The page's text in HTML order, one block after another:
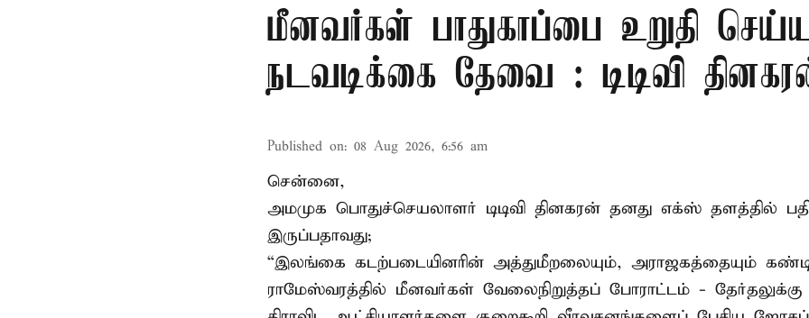
மீனவர்கள் பாதுகாப்பை உறுதி செய்ய
நடவடிக்கை தேவை : டிடிவி
Published on: 08 Aug 2026, 6:56 am
சென்னை,
அமமுக பொதுச்செயலாளர் டிடிவி தினகரன் தனது எக்ஸ் தளத்தில்
இருப்பதாவது;
“இலங்கை கடற்படையினரின் அத்துமீறலையும், அராஜகத்தையும்
ராமேஸ்வரத்தில் மீனவர்கள் வேலைநிறுத்தப் போராட்டம் -